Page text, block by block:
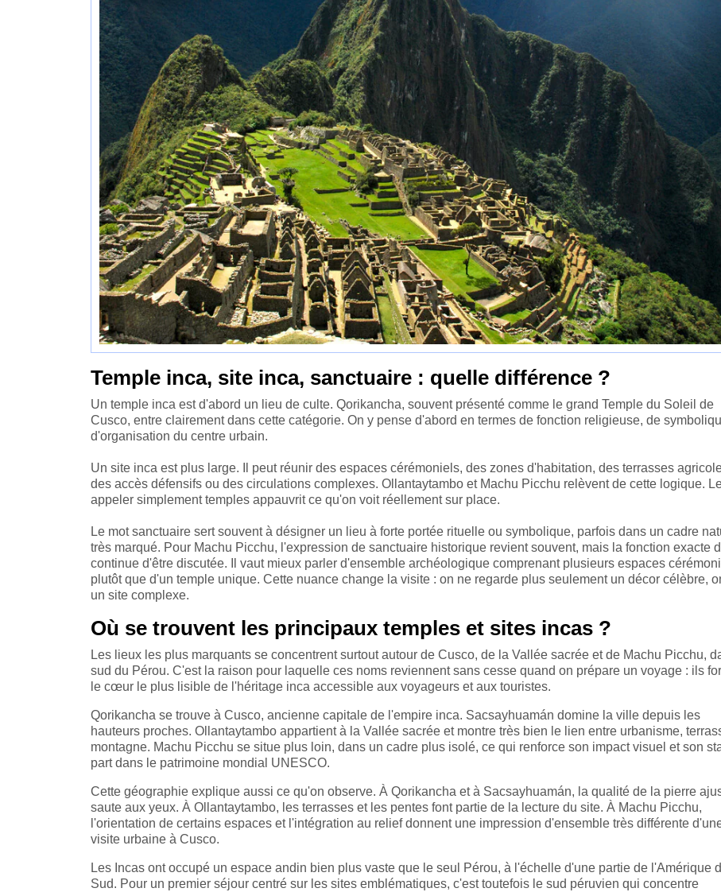
Temple inca, site inca, sanctuaire : quelle différence ?
Un temple inca est d'abord un lieu de culte. Qorikancha, souvent présenté comme le grand Temple du Soleil de
Cusco, entre clairement dans cette catégorie. On y pense d'abord en termes de fonction religieuse, de
d'organisation du centre urbain.
Un site inca est plus large. Il peut réunir des espaces cérémoniels, des zones d'habitation, des terrasses
des accès défensifs ou des circulations complexes. Ollantaytambo et Machu Picchu relèvent de cette logique.
appeler simplement temples appauvrit ce qu'on voit réellement sur place.
Le mot sanctuaire sert souvent à désigner un lieu à forte portée rituelle ou symbolique, parfois dans un cadre
très marqué. Pour Machu Picchu, l'expression de sanctuaire historique revient souvent, mais la fonction exacte
continue d'être discutée. Il vaut mieux parler d'ensemble archéologique comprenant plusieurs espaces
plutôt que d'un temple unique. Cette nuance change la visite : on ne regarde plus seulement un décor célèbre,
un site complexe.
Où se trouvent les principaux temples et sites incas ?
Les lieux les plus marquants se concentrent surtout autour de Cusco, de la Vallée sacrée et de Machu Picchu,
sud du Pérou. C'est la raison pour laquelle ces noms reviennent sans cesse quand on prépare un voyage : ils
le cœur le plus lisible de l'héritage inca accessible aux voyageurs et aux touristes.
Qorikancha se trouve à Cusco, ancienne capitale de l'empire inca. Sacsayhuamán domine la ville depuis les
hauteurs proches. Ollantaytambo appartient à la Vallée sacrée et montre très bien le lien entre urbanisme,
montagne. Machu Picchu se situe plus loin, dans un cadre plus isolé, ce qui renforce son impact visuel et son
part dans le patrimoine mondial UNESCO.
Cette géographie explique aussi ce qu'on observe. À Qorikancha et à Sacsayhuamán, la qualité de la pierre
saute aux yeux. À Ollantaytambo, les terrasses et les pentes font partie de la lecture du site. À Machu Picchu,
l'orientation de certains espaces et l'intégration au relief donnent une impression d'ensemble très différente
visite urbaine à Cusco.
Les Incas ont occupé un espace andin bien plus vaste que le seul Pérou, à l'échelle d'une partie de l'Amérique
Sud. Pour un premier séjour centré sur les sites emblématiques, c'est toutefois le sud péruvien qui concentre